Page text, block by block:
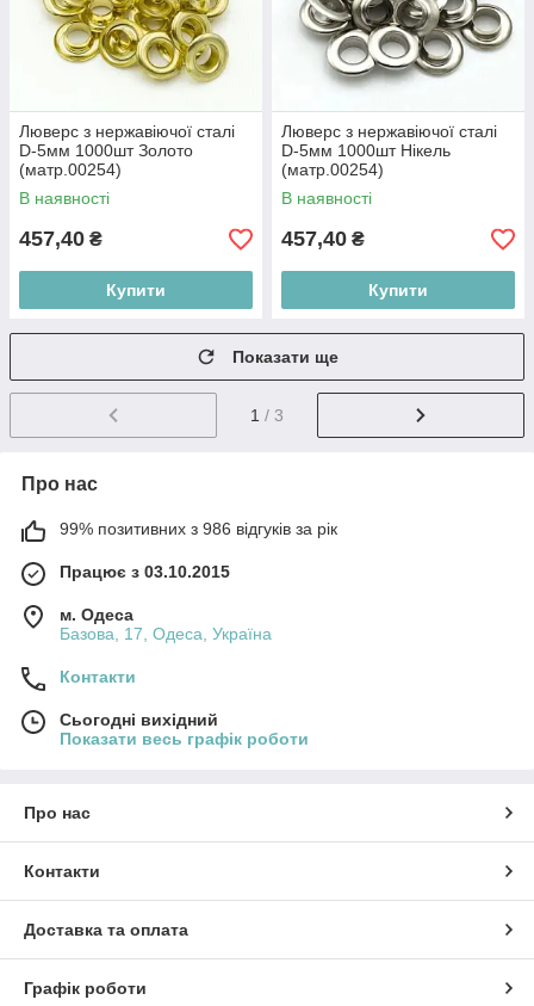
Люверс з нержавіючої сталі
D-5мм 1000шт Золото
(матр.00254)
В наявності
457,40 ₴
Купити
Люверс з нержавіючої сталі
D-5мм 1000шт Нікель
(матр.00254)
В наявності
457,40 ₴
Купити
Показати ще
1 / 3
Про нас
99% позитивних з 986 відгуків за рік
Працює з 03.10.2015
м. Одеса
Базова, 17, Одеса, Україна
Контакти
Сьогодні вихідний
Показати весь графік роботи
Про нас
Контакти
Доставка та оплата
Графік роботи